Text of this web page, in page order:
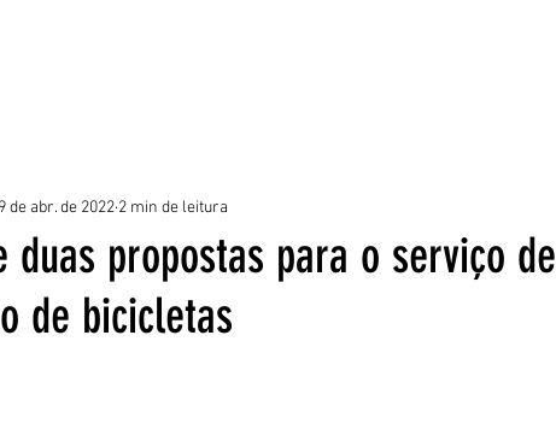
duas propostas para o serviço de
de bicicletas
de abr. de 2022 2 min de leitura